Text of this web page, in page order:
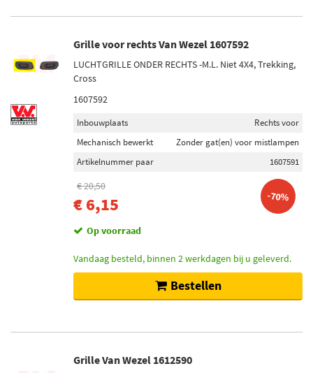
Grille voor rechts Van Wezel 1607592
LUCHTGRILLE ONDER RECHTS -M.L. Niet 4X4, Trekking,
Cross
1607592
Inbouwplaats
Rechts voor
Mechanisch bewerkt
Zonder gat(en) voor mistlampen
Artikelnummer paar
1607591
€ 20,50
€ 6,15 -70%
Op voorraad
Vandaag besteld, binnen 2 werkdagen bij u geleverd.
Bestellen
Grille Van Wezel 1612590